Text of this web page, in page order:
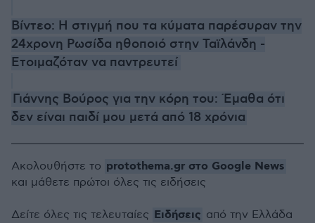
Βίντεο: Η στιγμή που τα κύματα παρέσυραν την
24χρονη Ρωσίδα ηθοποιό στην Ταϊλάνδη -
Ετοιμαζόταν να παντρευτεί
Γιάννης Βούρος για την κόρη του: Έμαθα ότι
δεν είναι παιδί μου μετά από 18 χρόνια
Ακολουθήστε το protothema.gr στο Google News
και μάθετε πρώτοι όλες τις ειδήσεις
Δείτε όλες τις τελευταίες Ειδήσεις από την Ελλάδα